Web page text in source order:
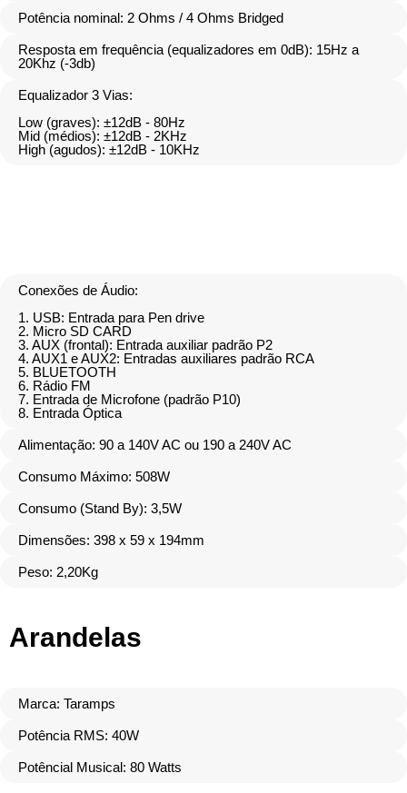
Potência nominal: 2 Ohms / 4 Ohms Bridged
Resposta em frequência (equalizadores em 0dB): 15Hz a
20Khz (-3db)
Equalizador 3 Vias:
Low (graves): ±12dB - 80Hz
Mid (médios): ±12dB - 2KHz
High (agudos): ±12dB - 10KHz
Conexões de Áudio:
1. USB: Entrada para Pen drive
2. Micro SD CARD
3. AUX (frontal): Entrada auxiliar padrão P2
4. AUX1 e AUX2: Entradas auxiliares padrão RCA
5. BLUETOOTH
6. Rádio FM
7. Entrada de Microfone (padrão P10)
8. Entrada Óptica
Alimentação: 90 a 140V AC ou 190 a 240V AC
Consumo Máximo: 508W
Consumo (Stand By): 3,5W
Dimensões: 398 x 59 x 194mm
Peso: 2,20Kg
Arandelas
Marca: Taramps
Potência RMS: 40W
Potêncial Musical: 80 Watts